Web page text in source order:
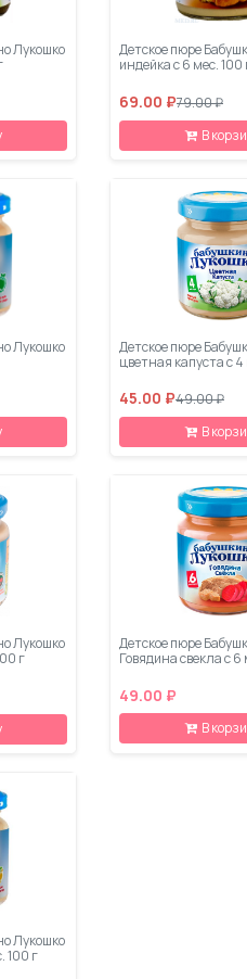
Лукошко
Детское пюре
индейка с 6 мес. 100
69.00 ₽79.00 ₽
В
Лукошко
Детское пюре
цветная капуста с 4
45.00 ₽49.00 ₽
В
Лукошко
г
Детское пюре
Говядина свекла с 6
49.00 ₽
В
Лукошко
100 г